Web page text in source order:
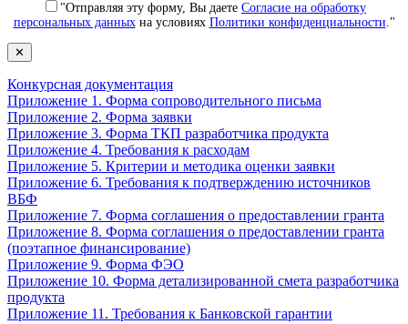
"Отправляя эту форму, Вы даете Согласие на обработку
персональных данныхна условиях Политики конфиденциальности."
✕
Конкурсная документация
Приложение 1. Форма сопроводительного письма
Приложение 2. Форма заявки
Приложение 3. Форма ТКП разработчика продукта
Приложение 4. Требования к расходам
Приложение 5. Критерии и методика оценки заявки
Приложение 6. Требования к подтверждению источников
ВБФ
Приложение 7. Форма соглашения о предоставлении гранта
Приложение 8. Форма соглашения о предоставлении гранта
(поэтапное финансирование)
Приложение 9. Форма ФЭО
Приложение 10. Форма детализированной смета разработчика
продукта
Приложение 11. Требования к Банковской гарантии